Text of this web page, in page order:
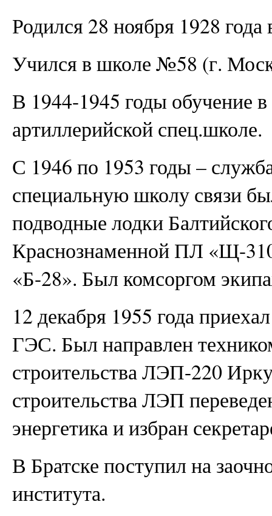
Родился 28 ноября 1928
Учился в школе №58 (г.
В 1944-1945 годы обучение
артиллерийской спец.школе.
С 1946 по 1953 годы –
специальную школу связи
подводные лодки
Краснознаменной ПЛ «Щ-
«Б-28». Был комсоргом
12 декабря 1955 года
ГЭС. Был направлен
строительства ЛЭП-220
строительства ЛЭП
энергетика и избран
В Братске поступил на
института.